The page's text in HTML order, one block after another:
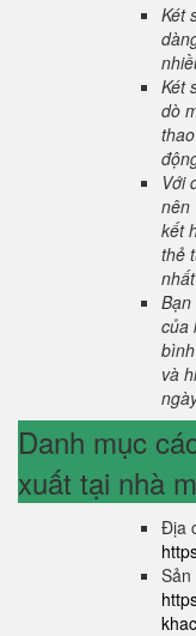
Két
Két
dò
Với
nên
kết
thẻ
của
và
Danh mục
xuất tại nhà
Địa
Sản